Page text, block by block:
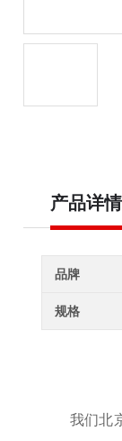
产品详情
品牌
规格
我们北